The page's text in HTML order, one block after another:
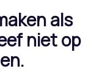
als
niet op